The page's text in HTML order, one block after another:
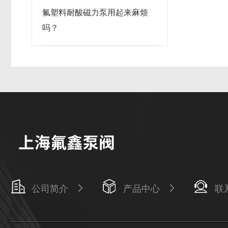
氟塑料耐酸磁力泵用起来麻烦
吗？
公司简介 产品中心 联